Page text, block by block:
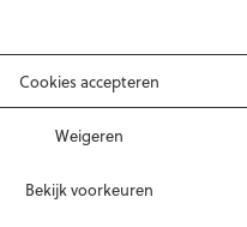
Cookies accepteren
Weigeren
Bekijk voorkeuren